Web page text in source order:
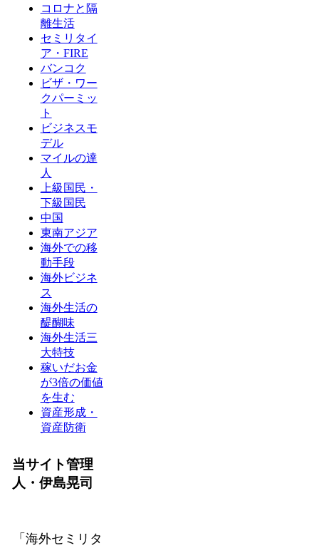
コロナと隔
離生活
セミリタイ
ア・FIRE
バンコク
ビザ・ワー
クパーミッ
ト
ビジネスモ
デル
マイルの達
人
上級国民・
下級国民
中国
東南アジア
海外での移
動手段
海外ビジネ
ス
海外生活の
醍醐味
海外生活三
大特技
稼いだお金
が3倍の価値
を生む
資産形成・
資産防衛
当サイト管理
人・伊島晃司
「海外セミリタ